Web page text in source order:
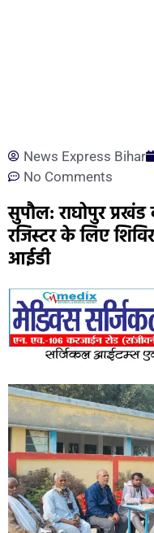
News Express Bihar
No Comments
सुपौल: राघोपुर
रजिस्टर के लिए
आईडी